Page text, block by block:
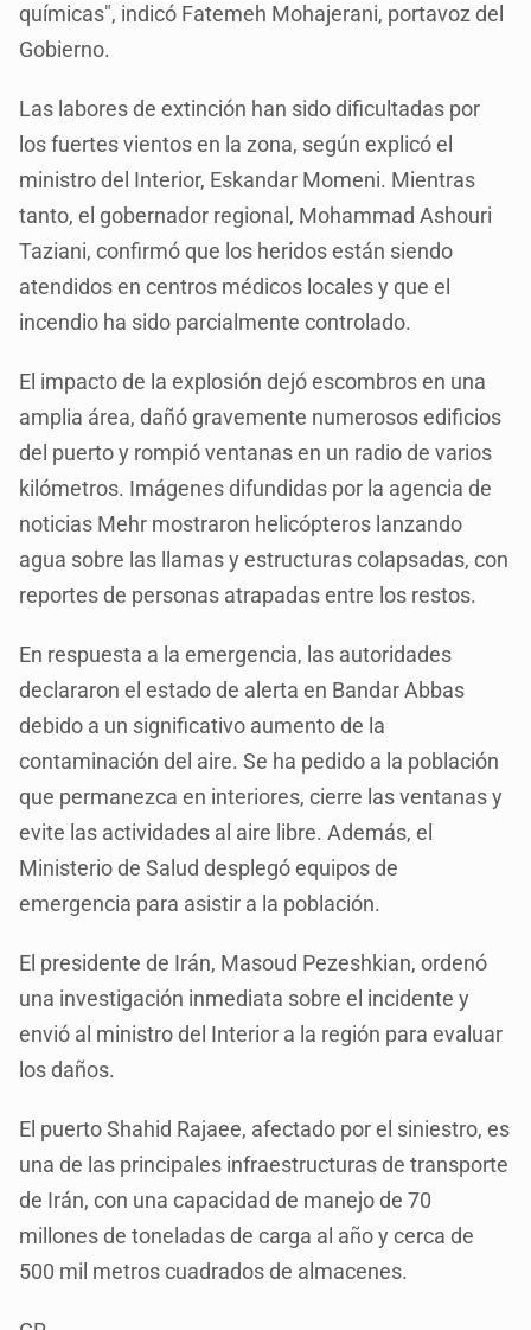
químicas", indicó Fatemeh Mohajerani, portavoz del
Gobierno.
Las labores de extinción han sido dificultadas por
los fuertes vientos en la zona, según explicó el
ministro del Interior, Eskandar Momeni. Mientras
tanto, el gobernador regional, Mohammad Ashouri
Taziani, confirmó que los heridos están siendo
atendidos en centros médicos locales y que el
incendio ha sido parcialmente controlado.
El impacto de la explosión dejó escombros en una
amplia área, dañó gravemente numerosos edificios
del puerto y rompió ventanas en un radio de varios
kilómetros. Imágenes difundidas por la agencia de
noticias Mehr mostraron helicópteros lanzando
agua sobre las llamas y estructuras colapsadas, con
reportes de personas atrapadas entre los restos.
En respuesta a la emergencia, las autoridades
declararon el estado de alerta en Bandar Abbas
debido a un significativo aumento de la
contaminación del aire. Se ha pedido a la población
que permanezca en interiores, cierre las ventanas y
evite las actividades al aire libre. Además, el
Ministerio de Salud desplegó equipos de
emergencia para asistir a la población.
El presidente de Irán, Masoud Pezeshkian, ordenó
una investigación inmediata sobre el incidente y
envió al ministro del Interior a la región para evaluar
los daños.
El puerto Shahid Rajaee, afectado por el siniestro, es
una de las principales infraestructuras de transporte
de Irán, con una capacidad de manejo de 70
millones de toneladas de carga al año y cerca de
500 mil metros cuadrados de almacenes.